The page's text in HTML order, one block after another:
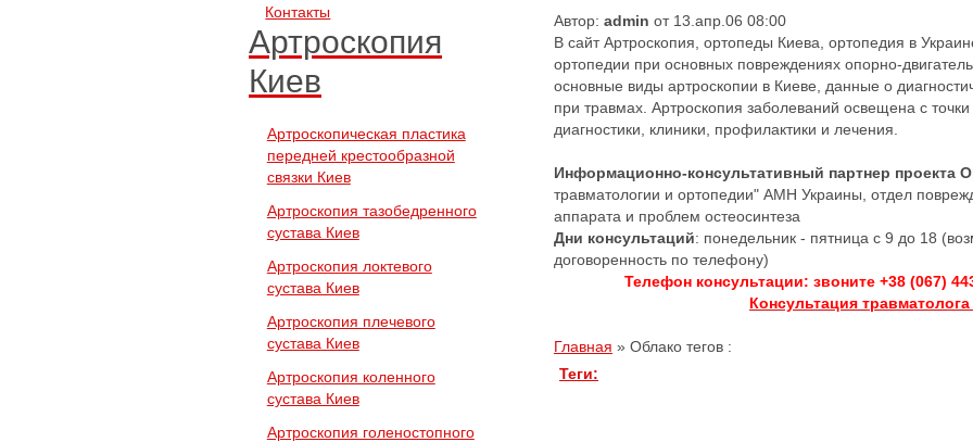
Контакты
Артроскопия
Киев
Артроскопическая пластика
передней крестообразной
связки Киев
Артроскопия тазобедренного
сустава Киев
Артроскопия локтевого
сустава Киев
Артроскопия плечевого
сустава Киев
Артроскопия коленного
сустава Киев
Артроскопия голеностопного
Автор: admin от 13.апр.06 08:00
В сайт Артроскопия, ортопеды Киева, ортопедия в
ортопедии при основных повреждениях опорно-
основные виды артроскопии в Киеве, данные о
при травмах. Артроскопия заболеваний освещена с точки
диагностики, клиники, профилактики и лечения.
Информационно-консультативный партнер проекта
травматологии и ортопедии" АМН Украины, отдел
аппарата и проблем остеосинтеза
Дни консультаций: понедельник - пятница с 9 до 18
договоренность по телефону)
Телефон консультации: звоните +38 (067)
Консультация
Главная » Облако тегов :
Теги: